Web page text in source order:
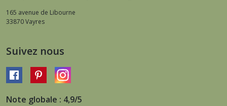
165 avenue de Libourne
33870Vayres
Suivez nous
Note globale : 4,9/5